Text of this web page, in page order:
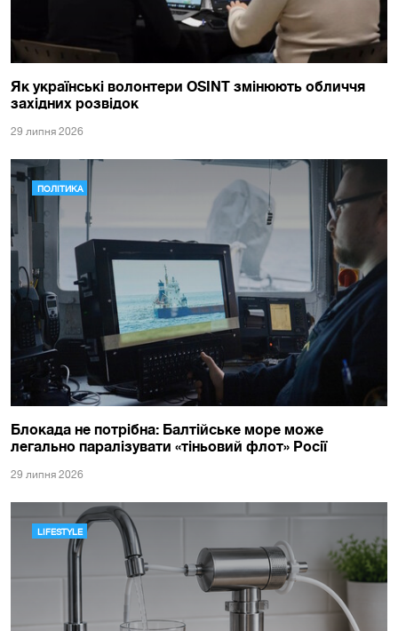
Як українські волонтери OSINT змінюють обличчя
західних розвідок
29 липня 2026
ПОЛІТИКА
Блокада не потрібна: Балтійське море може
легально паралізувати «тіньовий флот» Росії
29 липня 2026
LIFESTYLE